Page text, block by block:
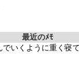
最近のﾒﾓ
いくように重く寝